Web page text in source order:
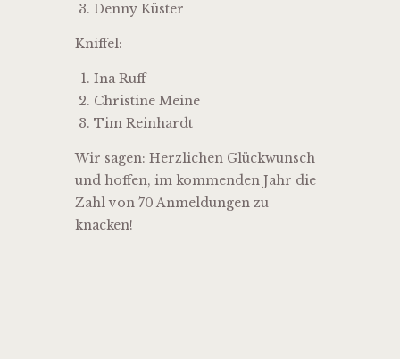
Denny Küster
Kniffel:
Ina Ruff
Christine Meine
Tim Reinhardt
Wir sagen: Herzlichen Glückwunsch
und hoffen, im kommenden Jahr die
Zahl von 70 Anmeldungen zu
knacken!